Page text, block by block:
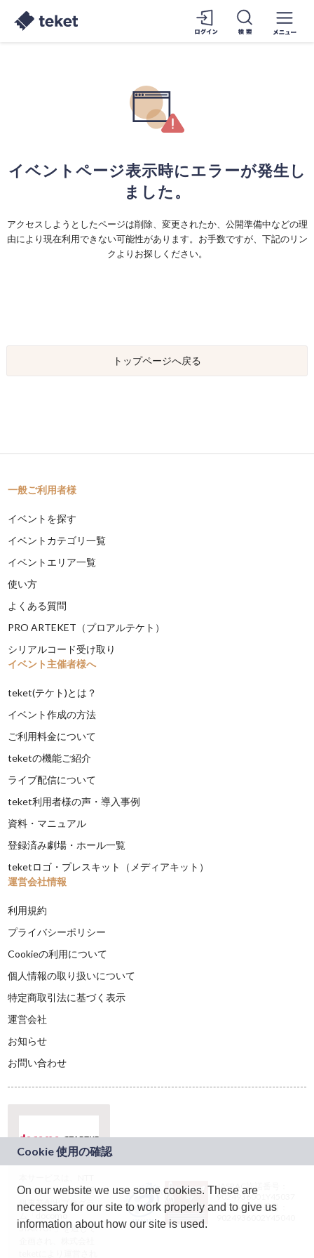
イベントページ表示時にエラーが発生し
ました。
アクセスしようとしたページは削除、変更されたか、公開準備中などの理
由により現在利用できない可能性があります。お手数ですが、下記のリン
クよりお探しください。
トップページへ戻る
一般ご利用者様
イベントを探す
イベントカテゴリ一覧
イベントエリア一覧
使い方
よくある質問
PRO ARTEKET（プロアルテケト）
シリアルコード受け取り
イベント主催者様へ
teket(テケト)とは？
イベント作成の方法
ご利用料金について
teketの機能ご紹介
ライブ配信について
teket利用者様の声・導入事例
資料・マニュアル
登録済み劇場・ホール一覧
teketロゴ・プレスキット（メディアキット）
運営会社情報
利用規約
プライバシーポリシー
Cookieの利用について
個人情報の取り扱いについて
特定商取引法に基づく表示
運営会社
お知らせ
お問い合わせ
ドコモグループの新
規事業創出プログラ
ム「docomo
STARTUP」を通じて
JASRAC許諾番号：
9024936001Y45037
JASRAC許諾番号：
On our website we use some cookies. These are
necessary for our site to work properly and to give us
information about how our site is used.